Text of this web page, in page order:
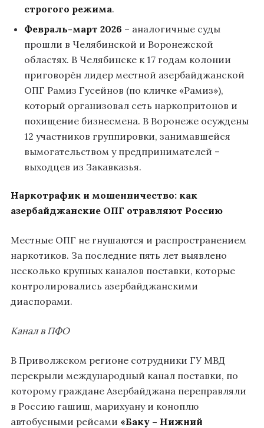
строгого режима.
Февраль-март 2026 – аналогичные суды
прошли в Челябинской и Воронежской
областях. В Челябинске к 17 годам колонии
приговорён лидер местной азербайджанской
ОПГ Рамиз Гусейнов (по кличке «Рамиз»),
который организовал сеть наркопритонов и
похищение бизнесмена. В Воронеже осуждены
12 участников группировки, занимавшейся
вымогательством у предпринимателей –
выходцев из Закавказья.
Наркотрафик и мошенничество: как
азербайджанские ОПГ отравляют Россию
Местные ОПГ не гнушаются и распространением
наркотиков. За последние пять лет выявлено
несколько крупных каналов поставки, которые
контролировались азербайджанскими
диаспорами.
Канал в ПФО
В Приволжском регионе сотрудники ГУ МВД
перекрыли международный канал поставки, по
которому граждане Азербайджана переправляли
в Россию гашиш, марихуану и коноплю
автобусными рейсами «Баку – Нижний